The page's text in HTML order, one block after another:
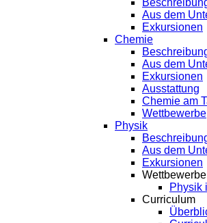
Aus dem
Exkursionen
Chemie
Aus dem
Exkursionen
Ausstattung
Chemie am
Wettbewerbe
Physik
Aus dem
Exkursionen
Wettbewerbe
Physik
Curriculum